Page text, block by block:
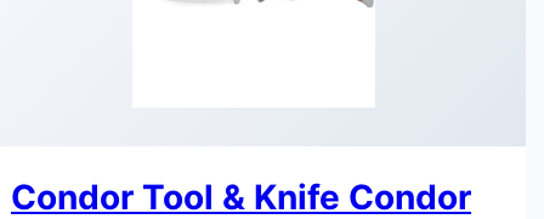
Condor Tool & Knife Condor